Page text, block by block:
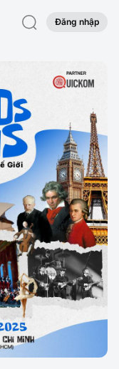
Đăng nhập